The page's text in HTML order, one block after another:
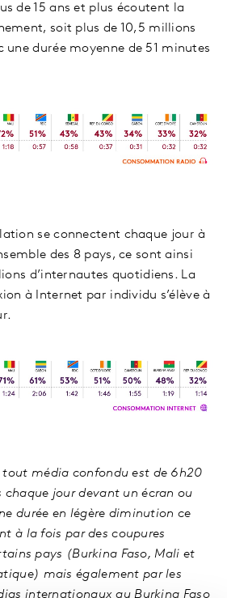
de 15 ans et plus écoutent la
soit plus de 10,5 millions
une durée moyenne de 51 minutes
se connectent chaque jour à
des 8 pays, ce sont ainsi
d’internautes quotidiens. La
à Internet par individu s’élève à
média confondu est de 6h20
chaque jour devant un écran ou
durée en légère diminution ce
à la fois par des coupures
pays (Burkina Faso, Mali et
mais également par les
internationaux au Burkina Faso